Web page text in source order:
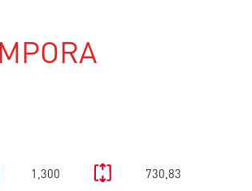
1,300 730,83